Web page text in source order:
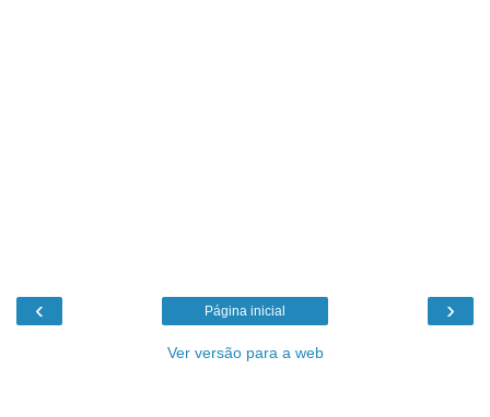
‹ ›
Página inicial
Ver versão para a web